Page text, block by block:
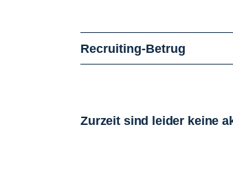
Recruiting-Betrug
Zurzeit sind leider keine